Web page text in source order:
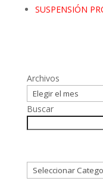
SUSPENSIÓN
Archivos
Buscar